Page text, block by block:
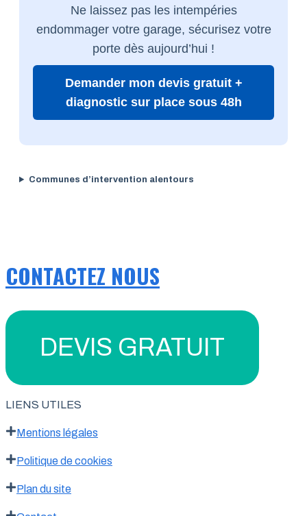
Ne laissez pas les intempéries
endommager votre garage, sécurisez votre
porte dès aujourd’hui !
Demander mon devis gratuit +
diagnostic sur place sous 48h
Communes d’intervention alentours
CONTACTEZ NOUS
DEVIS GRATUIT
LIENS UTILES
Mentions légales
Politique de cookies
Plan du site